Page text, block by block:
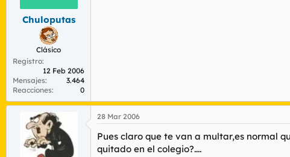
Chuloputas
Clásico
Registro
12 Feb 2006
Mensajes
3.464
Reacciones
0
28 Mar 2006
Pues claro que te van a multar,es normal
quitado en el colegio?....